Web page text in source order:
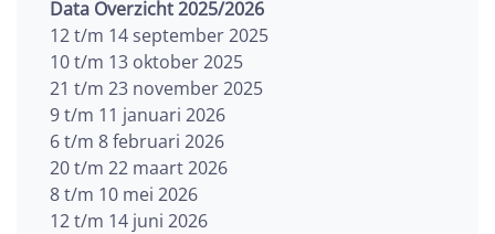
Data Overzicht 2025/2026
12 t/m 14 september 2025
10 t/m 13 oktober 2025
21 t/m 23 november 2025
9 t/m 11 januari 2026
6 t/m 8 februari 2026
20 t/m 22 maart 2026
8 t/m 10 mei 2026
12 t/m 14 juni 2026